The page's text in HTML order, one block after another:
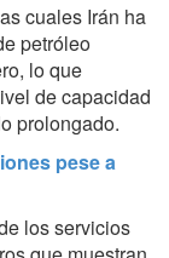
cuales Irán ha
petróleo
lo que
de capacidad
prolongado.
pese a
los servicios